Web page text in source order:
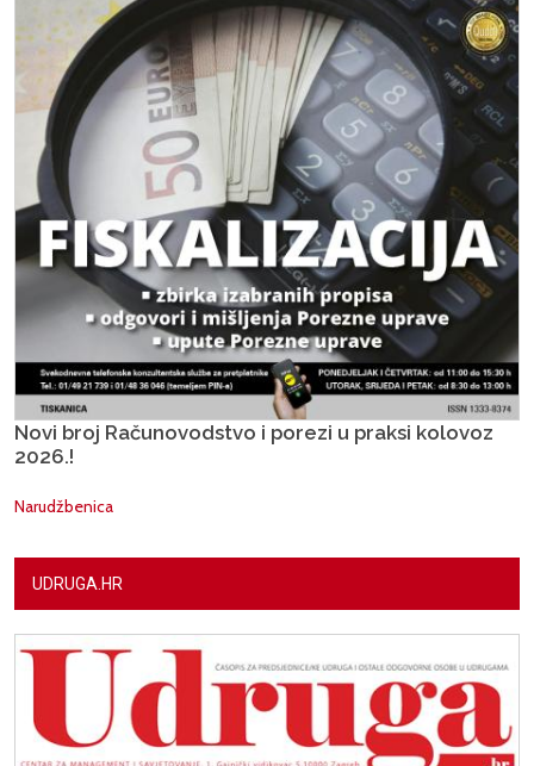
Novi broj Računovodstvo i porezi u praksi kolovoz
2026.!
Narudžbenica
UDRUGA.HR